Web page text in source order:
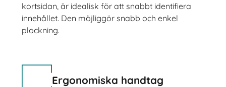
kortsidan, är idealisk för att snabbt identifiera
innehållet. Den möjliggör snabb och enkel
plockning.
Ergonomiska handtag